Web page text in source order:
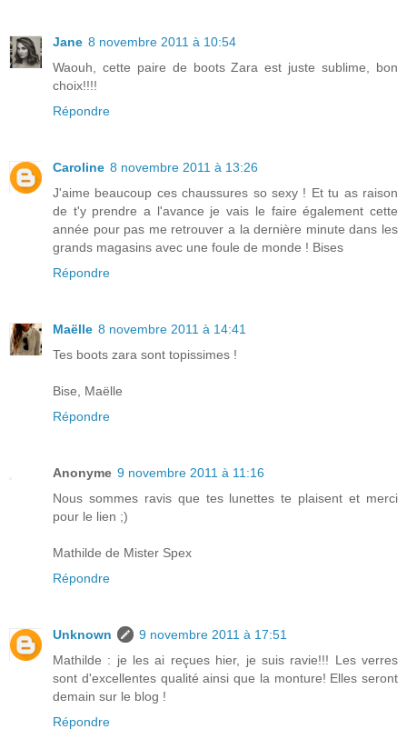
Jane 8 novembre 2011 à 10:54
Waouh, cette paire de boots Zara est juste sublime, bon
choix!!!!
Répondre
Caroline 8 novembre 2011 à 13:26
J'aime beaucoup ces chaussures so sexy ! Et tu as raison
de t'y prendre a l'avance je vais le faire également cette
année pour pas me retrouver a la dernière minute dans les
grands magasins avec une foule de monde ! Bises
Répondre
Maëlle 8 novembre 2011 à 14:41
Tes boots zara sont topissimes !
Bise, Maëlle
Répondre
Anonyme 9 novembre 2011 à 11:16
Nous sommes ravis que tes lunettes te plaisent et merci
pour le lien ;)
Mathilde de Mister Spex
Répondre
Unknown
9 novembre 2011 à 17:51
Mathilde : je les ai reçues hier, je suis ravie!!! Les verres
sont d'excellentes qualité ainsi que la monture! Elles seront
demain sur le blog !
Répondre